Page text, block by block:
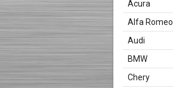
Acura
Alfa Romeo
Audi
BMW
Chery